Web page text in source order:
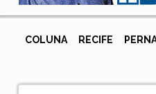
COLUNA RECIFE